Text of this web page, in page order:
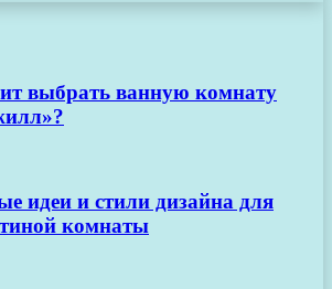
выбрать ванную комнату
идеи и стили дизайна для
комнаты